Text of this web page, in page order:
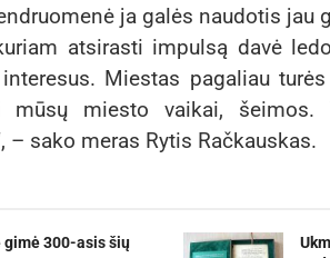
ja galės naudotis jau
atsirasti impulsą davė
Miestas pagaliau
mūsų miesto vaikai, šeimos.
– sako meras Rytis Račkauskas.
300-asis šių